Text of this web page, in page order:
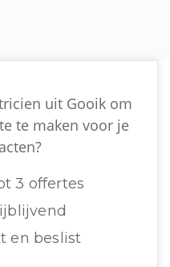
uit Gooik om
te maken voor je
3 offertes
en beslist